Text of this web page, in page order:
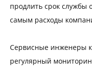
продлить срок службы
самым расходы
Сервисные инженеры
регулярный